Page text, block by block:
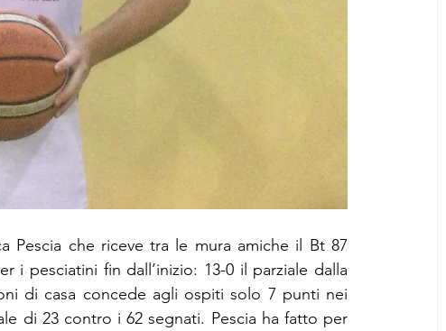
Pescia che riceve tra le mura amiche il Bt 87
i pesciatini fin dall’inizio: 13-0 il parziale dalla
di casa concede agli ospiti solo 7 punti nei
di 23 contro i 62 segnati. Pescia ha fatto per